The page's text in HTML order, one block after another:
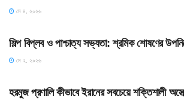
মে ৪, ২০২৬
শিল্প বিপ্লব ও পাশ্চাত্য সভ্যতা: শ্রমিক শোষণের
মে ২, ২০২৬
হরমুজ প্রণালি কীভাবে ইরানের সবচেয়ে শক্তিশালী